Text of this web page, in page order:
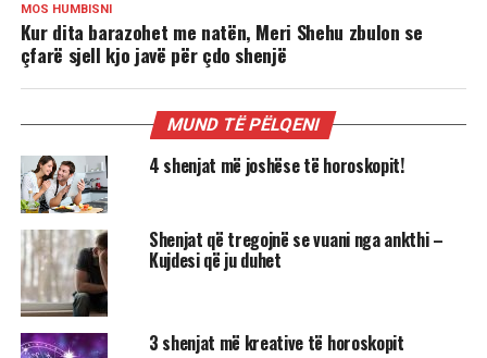
MOS HUMBISNI
Kur dita barazohet me natën, Meri Shehu zbulon se
çfarë sjell kjo javë për çdo shenjë
MUND TË PËLQENI
4 shenjat më joshëse të horoskopit!
Shenjat që tregojnë se vuani nga ankthi –
Kujdesi që ju duhet
3 shenjat më kreative të horoskopit